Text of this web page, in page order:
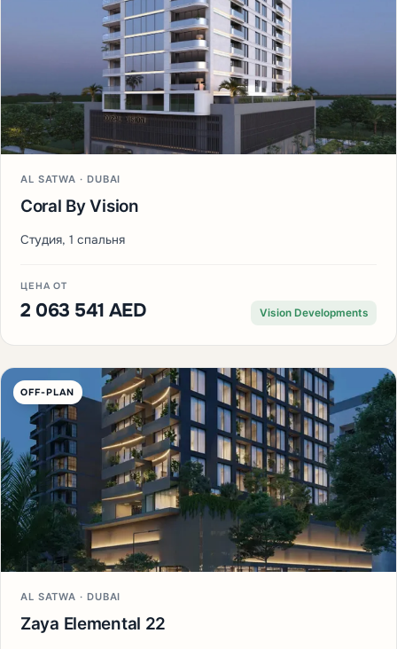
AL SATWA · DUBAI
Coral By Vision
Студия, 1 спальня
ЦЕНА ОТ
2 063 541 AED Vision Developments
OFF-PLAN
AL SATWA · DUBAI
Zaya Elemental 22